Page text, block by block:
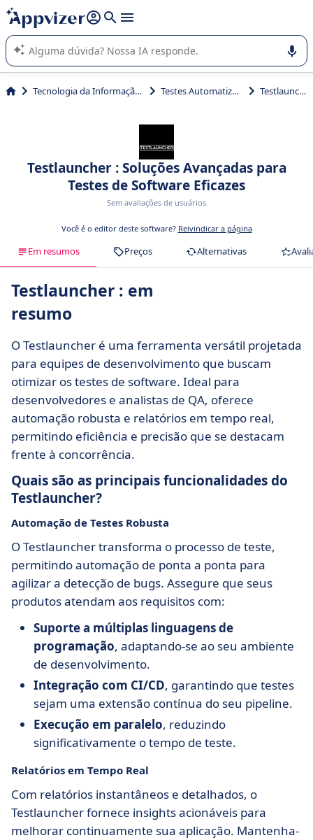
de nossa IA (várias linhas com
A IA do Appvizer o orienta no uso ou na seleção de software
SaaS para sua empresa.
Tecnologia da Informação (TI) Testes Automatizados Testlauncher
Testlauncher : Soluções Avançadas para
Testes de Software Eficazes
Sem avaliações de usuários
Você é o editor deste software? Reivindicar a página
Em resumos Preços Alternativas
Testlauncher : em
resumo
O Testlauncher é uma ferramenta versátil projetada
para equipes de desenvolvimento que buscam
otimizar os testes de software. Ideal para
desenvolvedores e analistas de QA, oferece
automação robusta e relatórios em tempo real,
permitindo eficiência e precisão que se destacam
frente à concorrência.
Quais são as principais funcionalidades do
Testlauncher?
Automação de Testes Robusta
O Testlauncher transforma o processo de teste,
permitindo automação de ponta a ponta para
agilizar a detecção de bugs. Assegure que seus
produtos atendam aos requisitos com:
Suporte a múltiplas linguagens de
programação, adaptando-se ao seu ambiente
de desenvolvimento.
Integração com CI/CD, garantindo que testes
sejam uma extensão contínua do seu pipeline.
Execução em paralelo, reduzindo
significativamente o tempo de teste.
Relatórios em Tempo Real
Com relatórios instantâneos e detalhados, o
Testlauncher fornece insights acionáveis para
melhorar continuamente sua aplicação. Mantenha-